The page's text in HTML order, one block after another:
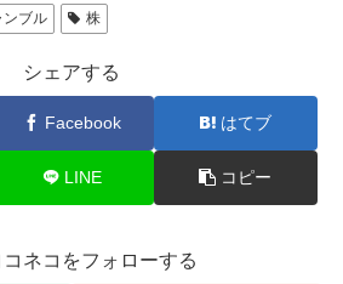
ンブル 株
シェアする
Facebook はてブ
LINE コピー
ネコをフォローする